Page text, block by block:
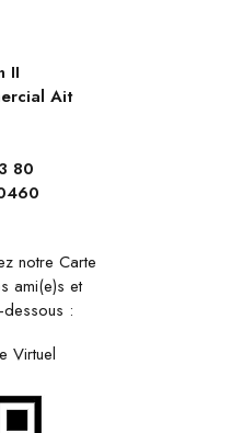
II
Ait
80
notre Carte
ami(e)s et
:
Virtuel